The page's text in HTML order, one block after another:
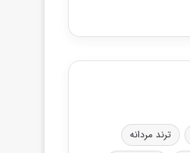
ترند مردانه